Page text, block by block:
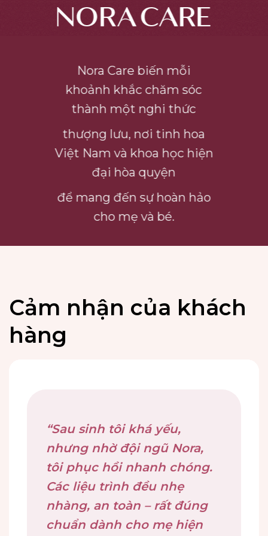
Nora Care biến mỗi
khoảnh khắc chăm sóc
thành một nghi thức
thượng lưu, nơi tinh hoa
Việt Nam và khoa học hiện
đại hòa quyện
để mang đến sự hoàn hảo
cho mẹ và bé.
Cảm nhận của khách
hàng
“Mỗi buổi chăm sóc như
một liệu pháp hồi phục. Tôi
cảm nhận được sự nhẹ
nhàng, chuyên nghiệp và
tận tâm từ đội ngũ Nora
Care. Đây là trải nghiệm 5
“Sau sinh tôi khá yếu,
nhưng nhờ đội ngũ Nora,
tôi phục hồi nhanh chóng.
Các liệu trình đều nhẹ
nhàng, an toàn – rất đúng
chuẩn dành cho mẹ hiện
“Tôi yên tâm tuyệt đối khi
giao bé cho Nora Care. Mỗi
thao tác đều cẩn thận,
đúng chuẩn y khoa, đặc
biệt bé ngủ ngon hơn sau
massage.”